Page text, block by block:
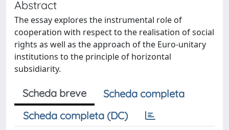
Abstract
The essay explores the instrumental role of
cooperation with respect to the realisation of social
rights as well as the approach of the Euro-unitary
institutions to the principle of horizontal
subsidiarity.
Scheda breve
Scheda completa
Scheda completa (DC)